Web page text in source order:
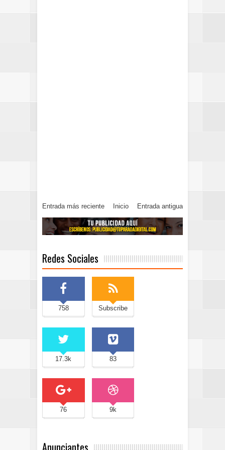
Entrada más reciente Entrada antigua
Inicio
Redes Sociales
758 Subscribe
17.3k 83
76 9k
Anunciantes